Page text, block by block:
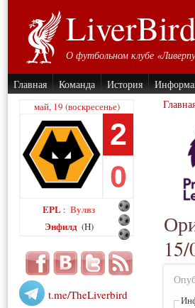
О футбольном клубе
Главная Команда История
май, 19 (воскресенье)
2
0
EPL : Вулвз
Энфилд (H)
t.me/TheLiverbird